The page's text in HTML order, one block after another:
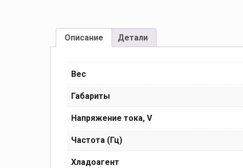
Описание Детали
Вес
Габариты
Напряжение тока, V
Частота (Гц)
Хладоагент